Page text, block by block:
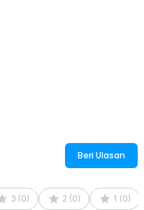
Beri Ulasan
3 (0) 2 (0) 1 (0)